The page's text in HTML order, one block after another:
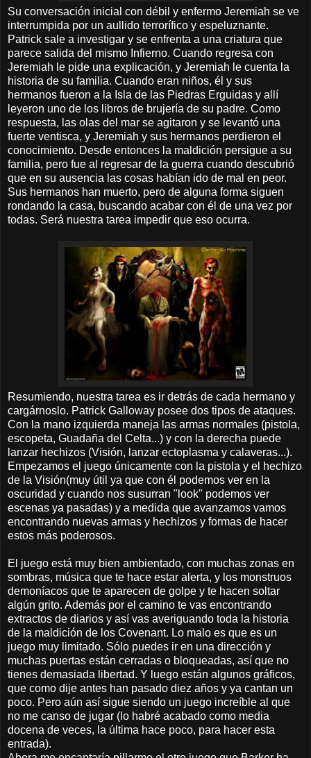
Su conversación inicial con débil y enfermo Jeremiah se ve
interrumpida por un aullido terrorífico y espeluznante.
Patrick sale a investigar y se enfrenta a una criatura que
parece salida del mismo Infierno. Cuando regresa con
Jeremiah le pide una explicación, y Jeremiah le cuenta la
historia de su familia. Cuando eran niños, él y sus
hermanos fueron a la Isla de las Piedras Erguidas y allí
leyeron uno de los libros de brujería de su padre. Como
respuesta, las olas del mar se agitaron y se levantó una
fuerte ventisca, y Jeremiah y sus hermanos perdieron el
conocimiento. Desde entonces la maldición persigue a su
familia, pero fue al regresar de la guerra cuando descubrió
que en su ausencia las cosas habían ido de mal en peor.
Sus hermanos han muerto, pero de alguna forma siguen
rondando la casa, buscando acabar con él de una vez por
todas. Será nuestra tarea impedir que eso ocurra.
Resumiendo, nuestra tarea es ir detrás de cada hermano y
cargárnoslo. Patrick Galloway posee dos tipos de ataques.
Con la mano izquierda maneja las armas normales (pistola,
escopeta, Guadaña del Celta...) y con la derecha puede
lanzar hechizos (Visión, lanzar ectoplasma y calaveras...).
Empezamos el juego únicamente con la pistola y el hechizo
de la Visión(muy útil ya que con él podemos ver en la
oscuridad y cuando nos susurran "look" podemos ver
escenas ya pasadas) y a medida que avanzamos vamos
encontrando nuevas armas y hechizos y formas de hacer
estos más poderosos.
El juego está muy bien ambientado, con muchas zonas en
sombras, música que te hace estar alerta, y los monstruos
demoníacos que te aparecen de golpe y te hacen soltar
algún grito. Además por el camino te vas encontrando
extractos de diarios y así vas averiguando toda la historia
de la maldición de los Covenant. Lo malo es que es un
juego muy limitado. Sólo puedes ir en una dirección y
muchas puertas están cerradas o bloqueadas, así que no
tienes demasiada libertad. Y luego están algunos gráficos,
que como dije antes han pasado diez años y ya cantan un
poco. Pero aún así sigue siendo un juego increíble al que
no me canso de jugar (lo habré acabado como media
docena de veces, la última hace poco, para hacer esta
entrada).